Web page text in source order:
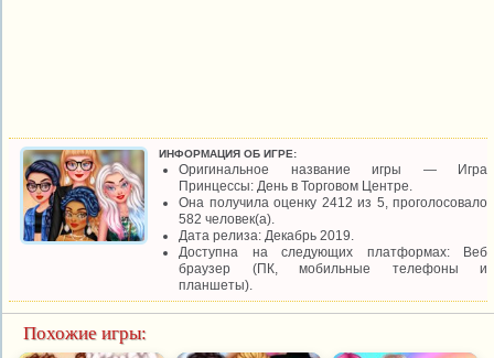
ИНФОРМАЦИЯ ОБ ИГРЕ:
Оригинальное название игры — Игра
Принцессы: День в Торговом Центре.
Она получила оценку 2412 из 5, проголосовало
582 человек(а).
Дата релиза: Декабрь 2019.
Доступна на следующих платформах: Веб
браузер (ПК, мобильные телефоны и
планшеты).
Похожие игры: